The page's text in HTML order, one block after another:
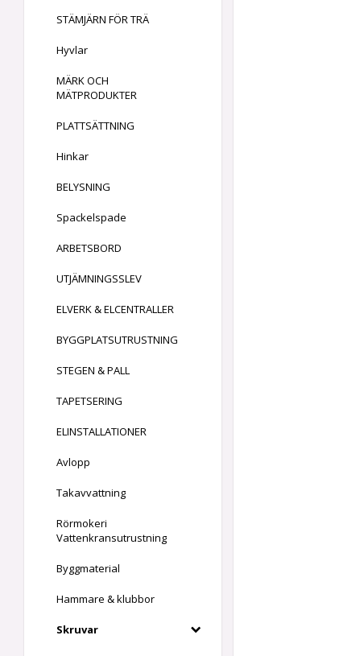
STÄMJÄRN FÖR TRÄ
Hyvlar
MÄRK OCH
MÄTPRODUKTER
PLATTSÄTTNING
Hinkar
BELYSNING
Spackelspade
ARBETSBORD
UTJÄMNINGSSLEV
ELVERK & ELCENTRALLER
BYGGPLATSUTRUSTNING
STEGEN & PALL
TAPETSERING
ELINSTALLATIONER
Avlopp
Takavvattning
Rörmokeri
Vattenkransutrustning
Byggmaterial
Hammare & klubbor
Skruvar